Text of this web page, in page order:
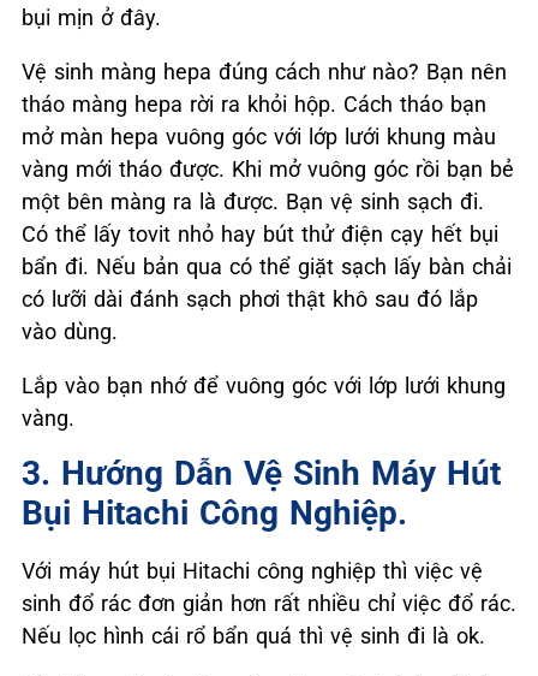
bụi mịn ở đây.
Vệ sinh màng hepa đúng cách như nào? Bạn nên
tháo màng hepa rời ra khỏi hộp. Cách tháo bạn
mở màn hepa vuông góc với lớp lưới khung màu
vàng mới tháo được. Khi mở vuông góc rồi bạn bẻ
một bên màng ra là được. Bạn vệ sinh sạch đi.
Có thể lấy tovit nhỏ hay bút thử điện cạy hết bụi
bẩn đi. Nếu bản qua có thể giặt sạch lấy bàn chải
có lưỡi dài đánh sạch phơi thật khô sau đó lắp
vào dùng.
Lắp vào bạn nhớ để vuông góc với lớp lưới khung
vàng.
3. Hướng Dẫn Vệ Sinh Máy Hút
Bụi Hitachi Công Nghiệp.
Với máy hút bụi Hitachi công nghiệp thì việc vệ
sinh đổ rác đơn giản hơn rất nhiều chỉ việc đổ rác.
Nếu lọc hình cái rổ bẩn quá thì vệ sinh đi là ok.